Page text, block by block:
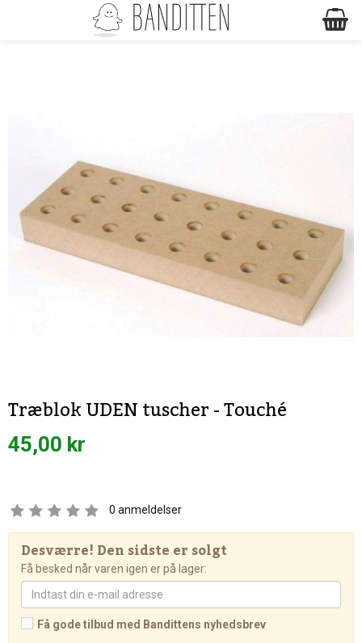
Træblok UDEN tuscher - Touché
45,00 kr
0 anmeldelser
Desværre! Den sidste er solgt
Få besked når varen igen er på lager:
Få gode tilbud med Bandittens nyhedsbrev